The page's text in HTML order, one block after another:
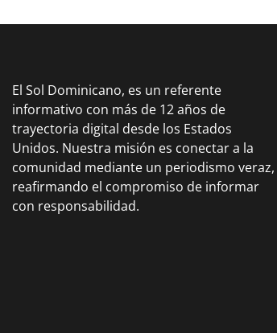
El Sol Dominicano, es un referente
informativo con más de 12 años de
trayectoria digital desde los Estados
Unidos. Nuestra misión es conectar a la
comunidad mediante un periodismo veraz,
reafirmando el compromiso de informar
con responsabilidad.